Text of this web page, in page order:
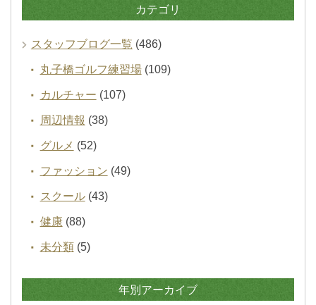
カテゴリ
スタッフブログ一覧 (486)
丸子橋ゴルフ練習場(109)
カルチャー (107)
周辺情報 (38)
グルメ (52)
ファッション (49)
スクール(43)
健康(88)
未分類(5)
年別アーカイブ